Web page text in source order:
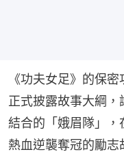
《功夫女足》的保
正式披露故事大綱
結合的「娥眉隊」
熱血逆襲奪冠的勵